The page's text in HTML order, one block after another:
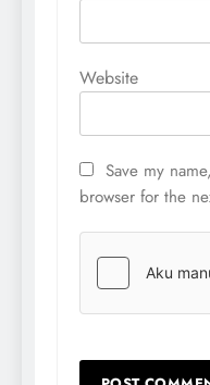
Website
Save my
browser for the